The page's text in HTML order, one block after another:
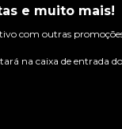
e muito mais!
com outras
na caixa de entrada